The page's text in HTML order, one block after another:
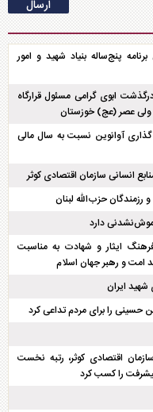
پنج‌ساله بنیاد شهید و امور
ابوی گرامی مسئول قرارگاه
عصر (عج) خوزستان
گذاری آوانوین نسبت به سال مالی
انسانی سازمان اقتصادی کوثر
رزمندگان حزب‌الله لبنان
دارد
فرهنگ ایثار و شهادت به مناسبت
امت و رهبر جهان اسلام
ایران
حسینی را برای مردم تداعی کرد
اقتصادی کوثر، رتبه نخست
را کسب کرد